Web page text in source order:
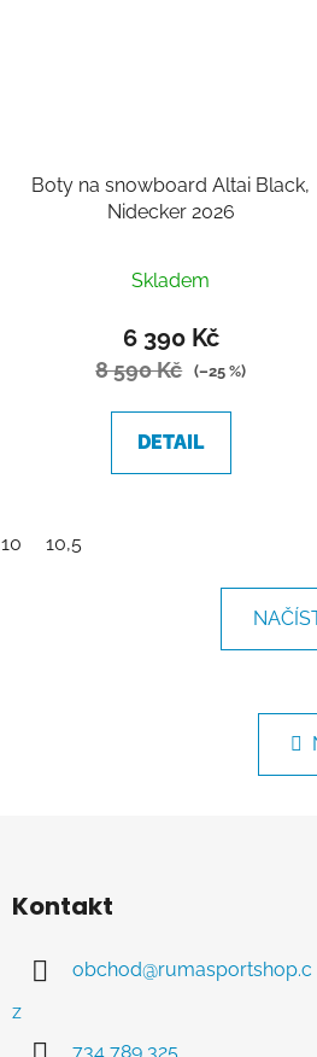
Boty na snowboard Altai Black,
Nidecker 2026
Skladem
6 390 Kč
8 590 Kč (–25 %)
DETAIL
10 10,5
Kontakt
obchod@rumasportshop.c
z
734 789 325